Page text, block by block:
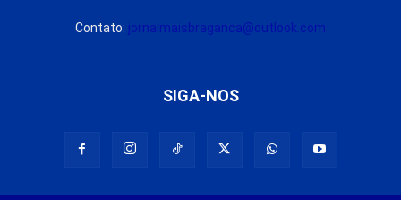
Contato: jornalmaisbraganca@outlook.com
SIGA-NOS